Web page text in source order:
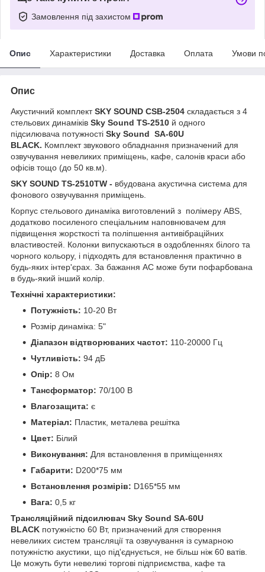
Замовлення під захистом
Опис Характеристики Доставка Оплата Умови
Опис
Акустичний комплектSKY SOUND CSB-2504 складається з 4
стельових динаміків Sky Sound TS-2510 й одного
підсилювача потужності Sky Sound SA-60U
BLACK. Комплект звукового обладнання призначений для
озвучування невеликих приміщень, кафе, салонів краси або
офісів тощо (до 50 кв.м).
SKY SOUND TS-2510TW - вбудована акустична система для
фонового озвучування приміщень.
Корпус стельового динаміка виготовлений з полімеру ABS,
додатково посиленого спеціальним наповнювачем для
підвищення жорсткості та поліпшення антивібраційних
властивостей. Колонки випускаються в оздобленнях білого та
чорного кольору, і підходять для встановлення практично в
будь-яких інтер'єрах. За бажання АС може бути пофарбована
в будь-який інший колір.
Технічні характеристики:
Потужність: 10-20 Вт
Розмір динаміка: 5"
Діапазон відтворюваних частот: 110-20000 Гц
Чутливість: 94 дБ
Опір: 8 Oм
Тансформатор: 70/100 В
Влагозащита: є
Матеріал: Пластик, металева решітка
Цвет: Білий
Виконування: Для встановлення в приміщеннях
Габарити: D200*75 мм
Встановлення розмірів: D165*55 мм
Вага: 0,5 кг
Трансляційний підсилювач Sky Sound SA-60U
BLACK потужністю 60 Вт, призначений для створення
невеликих систем трансляції та озвучування із сумарною
потужністю акустики, що під'єднується, не більш ніж 60 ватів.
Це можуть бути невеликі торгові підприємства, кафе та